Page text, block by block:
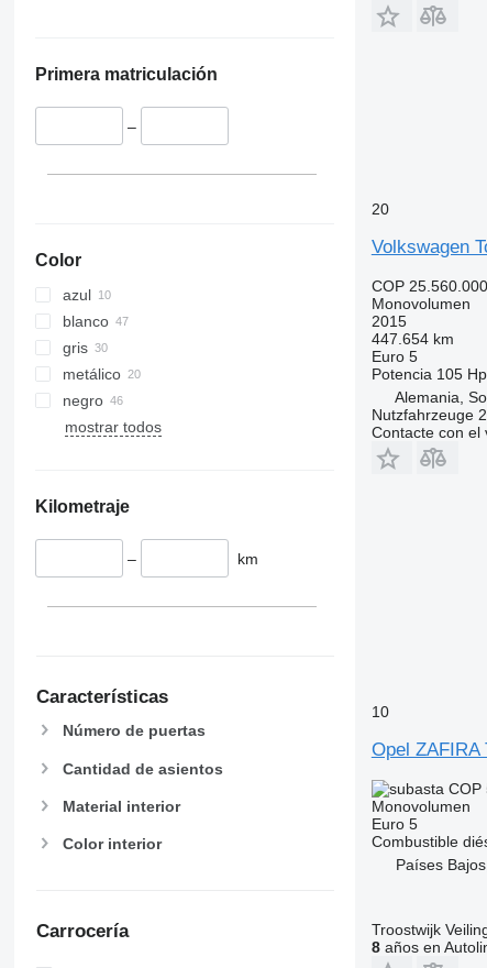
Primera matriculación
–
Color
azul
blanco
gris
metálico
negro
mostrar todos
Kilometraje
– km
Características
Número de puertas
Cantidad de asientos
Material interior
Color interior
Carrocería
20
Volkswagen
COP 25.560.000
Monovolumen
2015
447.654 km
Euro 5
Potencia 105
Alemania,
Nutzfahrzeuge
Contacte con el
10
Opel ZAFIRA
COP
Monovolumen
Euro 5
Combustible
Países
Troostwijk
8años en